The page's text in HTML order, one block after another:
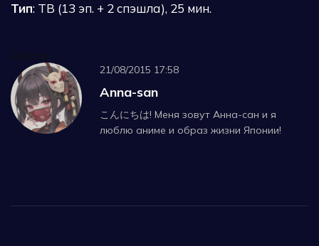
Тип: ТВ (13 эп. + 2 спэшла), 25 мин.
Автор
21/08/2015 17:58
Anna-san
こんにちは! Меня зовут Анна-сан и я
люблю аниме и образ жизни Японии!